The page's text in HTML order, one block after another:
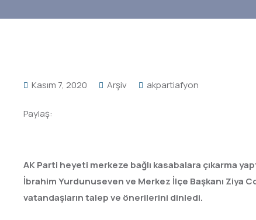
Kasım 7, 2020 Arşiv akpartiafyon
Paylaş:
AK Parti heyeti merkeze bağlı kasabalara çıkarma
İbrahim Yurdunuseven ve Merkez İlçe Başkanı Ziya
vatandaşların talep ve önerilerini dinledi.